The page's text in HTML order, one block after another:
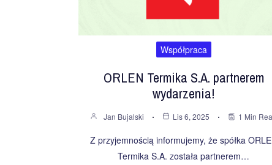
Współpraca
ORLEN Termika S.A. partnerem
wydarzenia!
Jan Bujalski Lis 6, 2025 1 Min
Z przyjemnością informujemy, że spółka
Termika S.A. została partnerem…